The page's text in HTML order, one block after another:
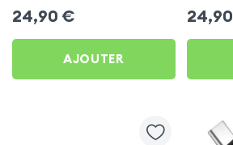
24,90 €
AJOUTER
24,90